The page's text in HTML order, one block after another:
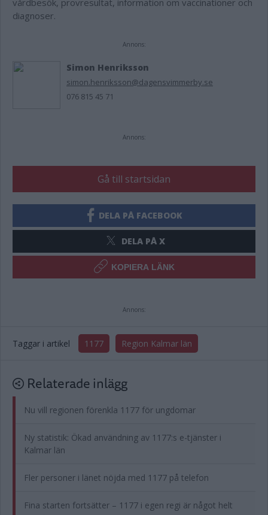
vårdbesök, provresultat, information om vaccinationer och
diagnoser.
Annons:
Simon Henriksson
simon.henriksson@dagensvimmerby.se
076 815 45 71
Annons:
Gå till startsidan
DELA PÅ FACEBOOK
DELA PÅ X
KOPIERA LÄNK
Annons:
Taggar i artikel 1177 Region Kalmar län
Relaterade inlägg
Nu vill regionen förenkla 1177 för ungdomar
Ny statistik: Ökad användning av 1177:s e-tjänster i
Kalmar län
Fler personer i länet nöjda med 1177 på telefon
Fina starten fortsätter – 1177 i egen regi är något helt